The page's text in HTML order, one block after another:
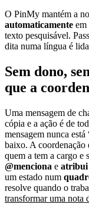
O PinMy mantém a
automaticamente em
texto pesquisável.
dita numa língua é
Sem dono,
que a
Uma mensagem de
cópia e a ação é de
mensagem nunca
baixo. A coordenação
quem a tem a cargo e
@menciona e atribui
um estado num
resolve quando o
transformar uma nota